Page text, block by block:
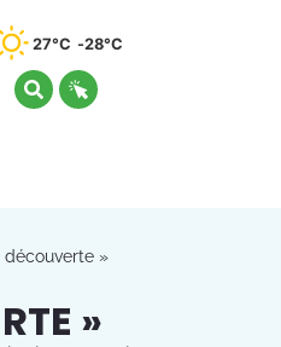
27°C 28°C
découverte »
»